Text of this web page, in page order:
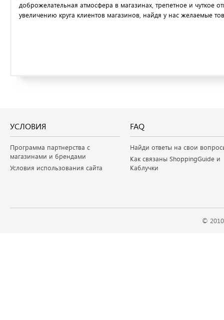
доброжелательная атмосфера в магазинах, трепетное и чуткое
увеличению круга клиентов магазинов, найдя у нас желаемые
УСЛОВИЯ
Программа партнерства с
магазинами и брендами
Условия использования сайта
FAQ
Найди ответы на свои
Как связаны ShoppingGuide и
Каблучки
©